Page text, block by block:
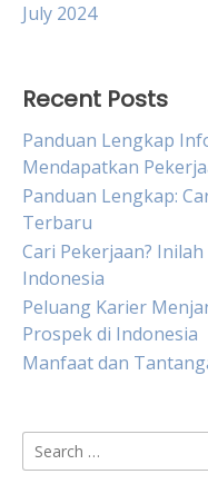
July 2024
Recent Posts
Panduan Lengkap
Mendapatkan
Panduan Lengkap:
Terbaru
Cari Pekerjaan?
Indonesia
Peluang Karier
Prospek di Indonesia
Manfaat dan
Search
for: